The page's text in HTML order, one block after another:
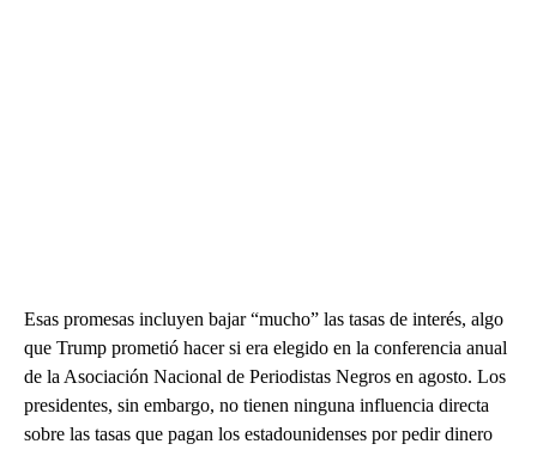
Esas promesas incluyen bajar “mucho” las tasas de interés, algo
que Trump prometió hacer si era elegido en la conferencia anual
de la Asociación Nacional de Periodistas Negros en agosto. Los
presidentes, sin embargo, no tienen ninguna influencia directa
sobre las tasas que pagan los estadounidenses por pedir dinero